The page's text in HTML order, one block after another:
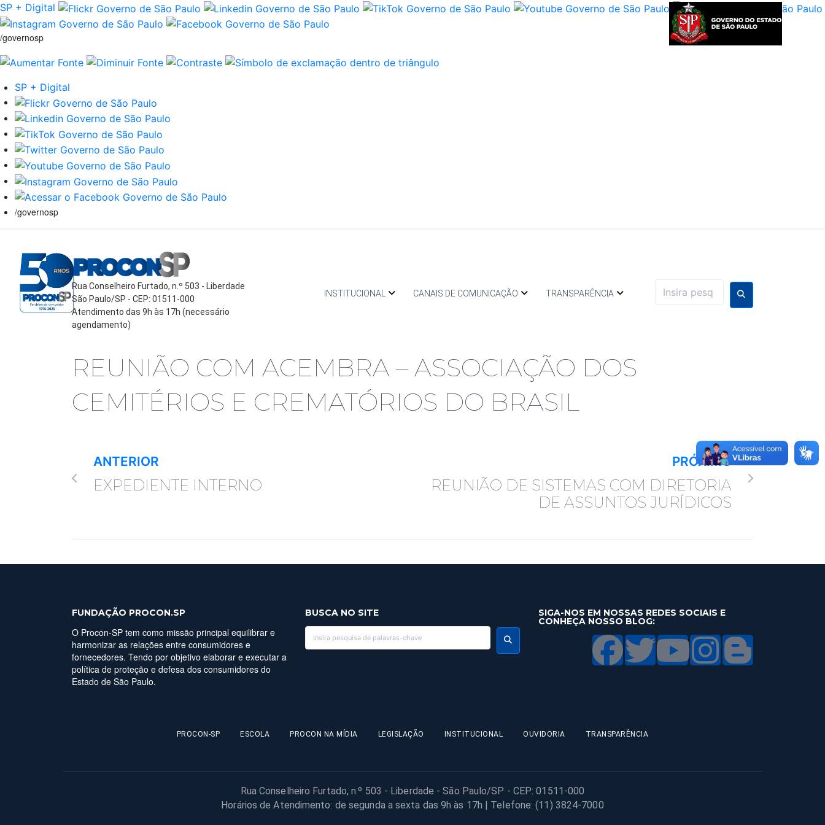
SP + Digital
/governosp
SP + Digital
/governosp
Rua Conselheiro Furtado, n.º 503 - Liberdade
São Paulo/SP - CEP: 01511-000
Atendimento das 9h às 17h (necessário
agendamento)
INSTITUCIONAL CANAIS DE COMUNICAÇÃO TRANSPARÊNCIA
REUNIÃO COM ACEMBRA – ASSOCIAÇÃO DOS
CEMITÉRIOS E CREMATÓRIOS DO BRASIL
ANTERIOR
EXPEDIENTE INTERNO
PRÓXIMO
REUNIÃO DE SISTEMAS COM DIRETORIA
DE ASSUNTOS JURÍDICOS
FUNDAÇÃO PROCON.SP
O Procon-SP tem como missão principal equilibrar e
harmonizar as relações entre consumidores e
fornecedores. Tendo por objetivo elaborar e executar a
política de proteção e defesa dos consumidores do
Estado de São Paulo.
BUSCA NO SITE SIGA-NOS EM NOSSAS REDES SOCIAIS E
CONHEÇA NOSSO BLOG:
PROCON-SP ESCOLA PROCON NA MÍDIA LEGISLAÇÃO INSTITUCIONAL OUVIDORIA TRANSPARÊNCIA
Rua Conselheiro Furtado, n.º 503 - Liberdade - São Paulo/SP - CEP: 01511-000
Horários de Atendimento: de segunda a sexta das 9h às 17h | Telefone: (11) 3824-7000